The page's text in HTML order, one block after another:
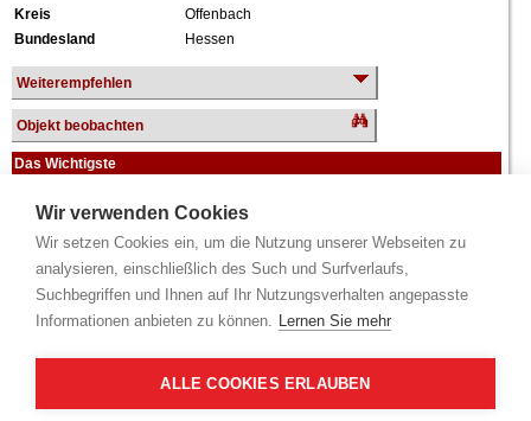
Wir verwenden Cookies
Wir setzen Cookies ein, um die Nutzung unserer Webseiten zu
analysieren, einschließlich des Such und Surfverlaufs,
Suchbegriffen und Ihnen auf Ihr Nutzungsverhalten angepasste
Informationen anbieten zu können. Lernen Sie mehr
ALLE COOKIES ERLAUBEN
Kreis
Offenbach
Bundesland
Hessen
Weiterempfehlen
Objekt beobachten
Das Wichtigste
Verkehrswert
447.000 €
Wiederholungstermin
Nein
Termin
siehe unten(Infobox)
Baujahr
ca. 2012
Grundstück
400 m²